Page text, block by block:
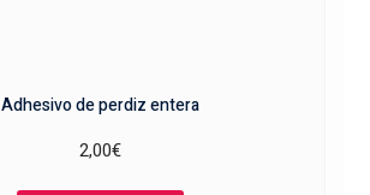
Adhesivo de perdiz entera
2,00€